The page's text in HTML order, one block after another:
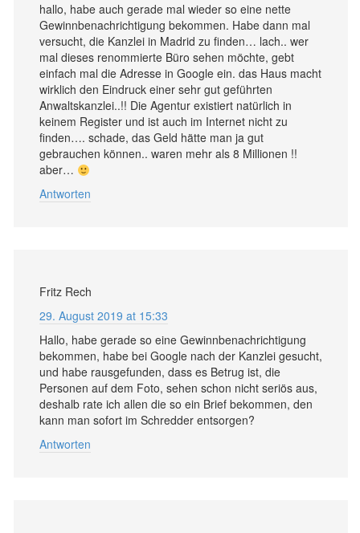
hallo, habe auch gerade mal wieder so eine nette
Gewinnbenachrichtigung bekommen. Habe dann mal
versucht, die Kanzlei in Madrid zu finden… lach.. wer
mal dieses renommierte Büro sehen möchte, gebt
einfach mal die Adresse in Google ein. das Haus macht
wirklich den Eindruck einer sehr gut geführten
Anwaltskanzlei..!! Die Agentur existiert natürlich in
keinem Register und ist auch im Internet nicht zu
finden…. schade, das Geld hätte man ja gut
gebrauchen können.. waren mehr als 8 Millionen !!
aber…
Antworten
Fritz Rech
29. August 2019 at 15:33
Hallo, habe gerade so eine Gewinnbenachrichtigung
bekommen, habe bei Google nach der Kanzlei gesucht,
und habe rausgefunden, dass es Betrug ist, die
Personen auf dem Foto, sehen schon nicht seriös aus,
deshalb rate ich allen die so ein Brief bekommen, den
kann man sofort im Schredder entsorgen?
Antworten